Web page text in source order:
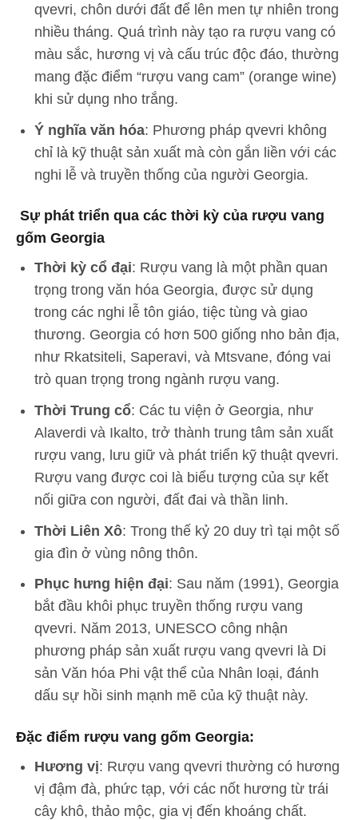
qvevri, chôn dưới đất để lên men tự nhiên trong
nhiều tháng. Quá trình này tạo ra rượu vang có
màu sắc, hương vị và cấu trúc độc đáo, thường
mang đặc điểm “rượu vang cam” (orange wine)
khi sử dụng nho trắng.
Ý nghĩa văn hóa: Phương pháp qvevri không
chỉ là kỹ thuật sản xuất mà còn gắn liền với các
nghi lễ và truyền thống của người Georgia.
Sự phát triển qua các thời kỳ của rượu vang
gốm Georgia
Thời kỳ cổ đại: Rượu vang là một phần quan
trọng trong văn hóa Georgia, được sử dụng
trong các nghi lễ tôn giáo, tiệc tùng và giao
thương. Georgia có hơn 500 giống nho bản địa,
như Rkatsiteli, Saperavi, và Mtsvane, đóng vai
trò quan trọng trong ngành rượu vang.
Thời Trung cổ: Các tu viện ở Georgia, như
Alaverdi và Ikalto, trở thành trung tâm sản xuất
rượu vang, lưu giữ và phát triển kỹ thuật qvevri.
Rượu vang được coi là biểu tượng của sự kết
nối giữa con người, đất đai và thần linh.
Thời Liên Xô: Trong thế kỷ 20 duy trì tại một số
gia đìn ở vùng nông thôn.
Phục hưng hiện đại: Sau năm (1991), Georgia
bắt đầu khôi phục truyền thống rượu vang
qvevri. Năm 2013, UNESCO công nhận
phương pháp sản xuất rượu vang qvevri là Di
sản Văn hóa Phi vật thể của Nhân loại, đánh
dấu sự hồi sinh mạnh mẽ của kỹ thuật này.
Đặc điểm rượu vang gốm Georgia:
Hương vị: Rượu vang qvevri thường có hương
vị đậm đà, phức tạp, với các nốt hương từ trái
cây khô, thảo mộc, gia vị đến khoáng chất.